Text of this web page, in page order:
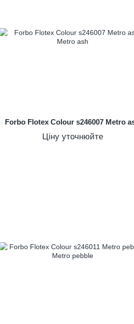
Forbo Flotex Colour s246007 Metro
Ціну уточнюйте